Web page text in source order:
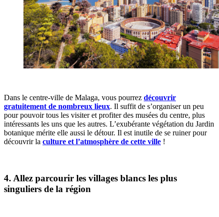
Dans le centre-ville de Malaga, vous pourrez découvrir
gratuitement de nombreux lieux. Il suffit de s’organiser un peu
pour pouvoir tous les visiter et profiter des musées du centre, plus
intéressants les uns que les autres. L’exubérante végétation du Jardin
botanique mérite elle aussi le détour. Il est inutile de se ruiner pour
découvrir la culture et l’atmosphère de cette ville !
4. Allez parcourir les villages blancs les plus
singuliers de la région